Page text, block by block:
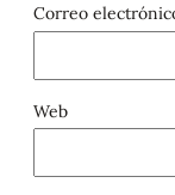
Correo
Web